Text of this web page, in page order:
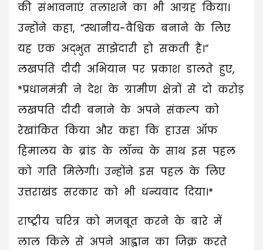
की संभावनाएं तलाशने का भी आग्रह किया।
उन्होंने कहा, “स्थानीय-वैश्विक बनाने के लिए
यह एक अद्भुत साझेदारी हो सकती है।“
लखपति दीदी अभियान पर प्रकाश डालते हुए,
*प्रधानमंत्री ने देश के ग्रामीण क्षेत्रों से दो करोड़
लखपति दीदी बनाने के अपने संकल्प को
रेखांकित किया और कहा कि हाउस ऑफ
हिमालय के ब्रांड के लॉन्च के साथ इस पहल
को गति मिलेगी। उन्होंने इस पहल के लिए
उत्तराखंड सरकार को भी धन्यवाद दिया।*
राष्ट्रीय चरित्र को मजबूत करने के बारे में
लाल किले से अपने आह्वान का जिक्र करते